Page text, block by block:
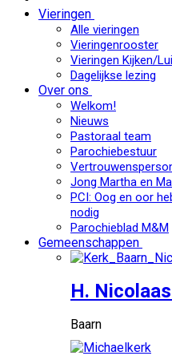
Vieringen
Alle vieringen
Vieringenrooster
Vieringen Kijken/
Dagelijkse lezing
Over ons
Welkom!
Nieuws
Pastoraal team
Parochiebestuur
Jong Martha en
PCI: Oog en oor
nodig
Parochieblad M&M
Gemeenschappen
H.
Baarn